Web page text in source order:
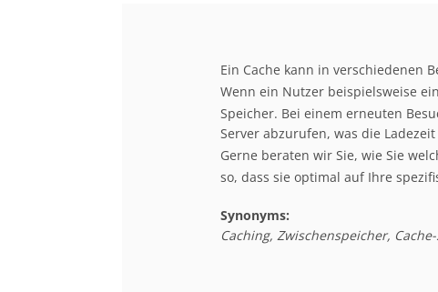
Ein Cache kann in verschiedenen
Wenn ein Nutzer beispielsweise
Speicher. Bei einem erneuten
Server abzurufen, was die
Gerne beraten wir Sie, wie Sie
so, dass sie optimal auf Ihre
Synonyms:
Caching, Zwischenspeicher,